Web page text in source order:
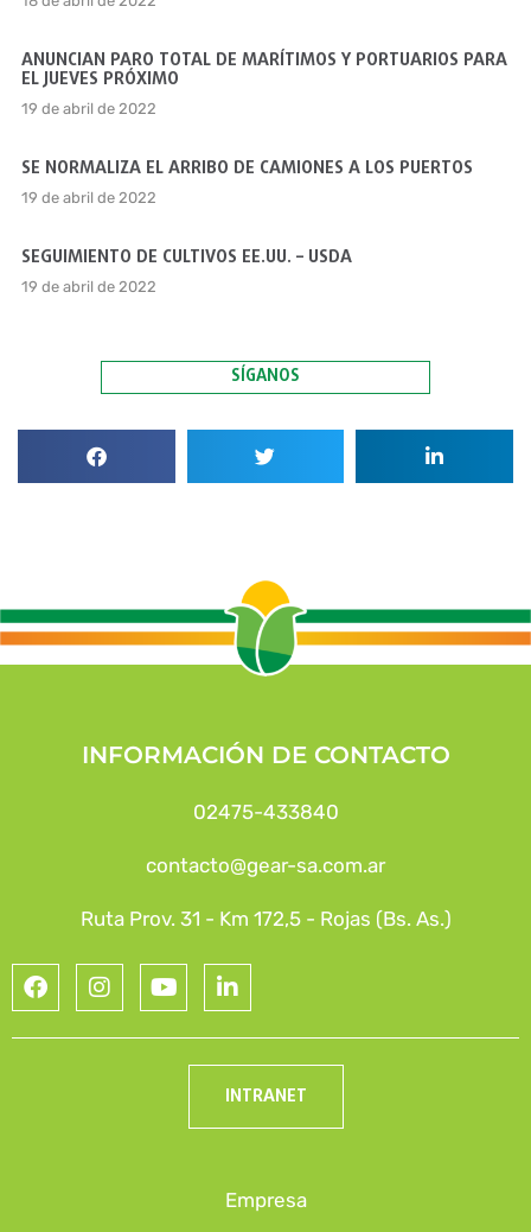
ANUNCIAN PARO TOTAL DE MARÍTIMOS Y PORTUARIOS PARA
EL JUEVES PRÓXIMO
19 de abril de 2022
SE NORMALIZA EL ARRIBO DE CAMIONES A LOS PUERTOS
19 de abril de 2022
SEGUIMIENTO DE CULTIVOS EE.UU. – USDA
19 de abril de 2022
SÍGANOS
INFORMACIÓN DE CONTACTO
02475-433840
contacto@gear-sa.com.ar
Ruta Prov. 31 - Km 172,5 - Rojas (Bs. As.)
INTRANET
Empresa